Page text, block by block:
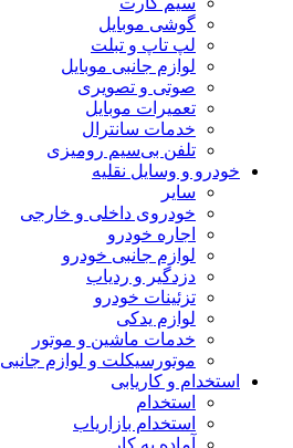
گوشی موبایل
لپ تاپ و تبلت
لوازم جانبی موبایل
صوتی و تصویری
تعمیرات موبایل
خدمات سانترال
تلفن بی‌سیم رومیزی
خودرو و وسایل نقلیه
سایر
خودروی داخلی و خارجی
اجاره خودرو
لوازم جانبی خودرو
دزدگیر و ردیاب
تزئینات خودرو
لوازم یدکی
خدمات ماشین و موتور
موتورسیکلت و لوازم جانبی
استخدام و کاریابی
استخدام
استخدام بازاریاب